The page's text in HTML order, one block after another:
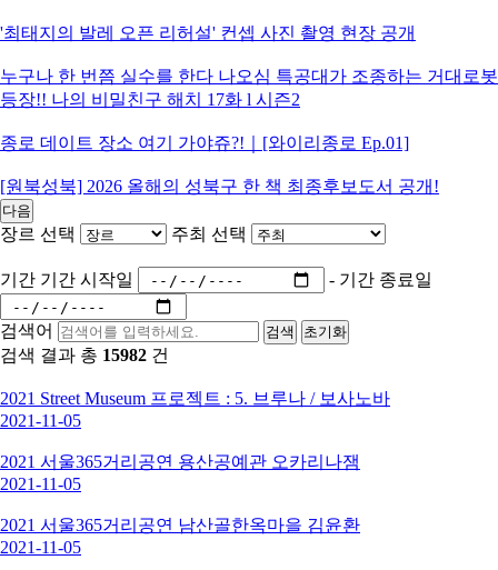
'최태지의 발레 오픈 리허설' 컨셉 사진 촬영 현장 공개
누구나 한 번쯤 실수를 한다 나오심 특공대가 조종하는 거대로봇
등장!! 나의 비밀친구 해치 17화 l 시즌2
종로 데이트 장소 여기 가야쥬?!｜[와이리종로 Ep.01]
[원북성북] 2026 올해의 성북구 한 책 최종후보도서 공개!
다음
장르 선택 주최 선택
기간 기간 시작일 - 기간 종료일
검색어 검색 초기화
검색 결과 총 15982 건
2021 Street Museum 프로젝트 : 5. 브루나 / 보사노바
2021-11-05
2021 서울365거리공연 용산공예관 오카리나잼
2021-11-05
2021 서울365거리공연 남산골한옥마을 김윤환
2021-11-05